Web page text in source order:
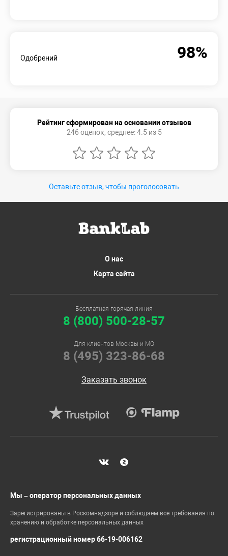
Одобрений 98%
Рейтинг сформирован на основании отзывов
246 оценок, среднее: 4.5 из 5
Оставьте отзыв, чтобы проголосовать
О нас
Карта сайта
Бесплатная горячая линия
8 (800) 500-28-57
Для клиентов Москвы и МО
8 (495) 323-86-68
Заказать звонок
Мы – оператор персональных данных
Зарегистрированы в Роскомнадзоре и соблюдаем все требования по
хранению и обработке персональных данных
регистрационный номер 66-19-006162